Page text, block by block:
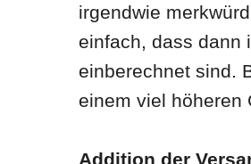
irgendwie
einfach, dass dann
einberechnet sind.
einem viel höheren
Addition der